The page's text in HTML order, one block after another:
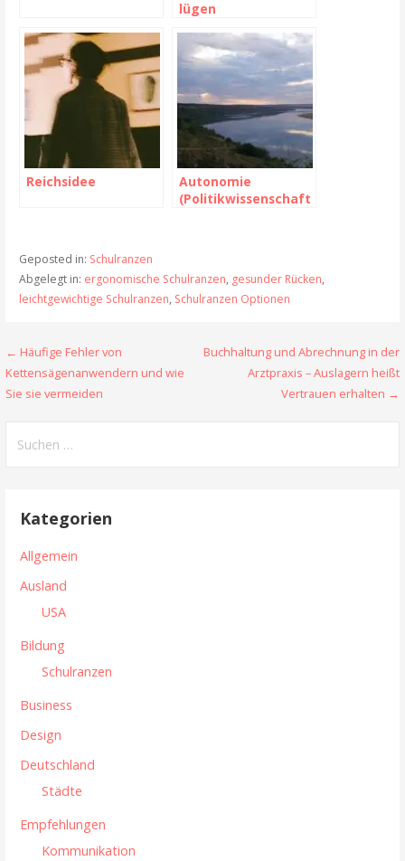
lügen
Reichsidee
Autonomie
(Politikwissenschaft
Geposted in: Schulranzen
Abgelegt in: ergonomische Schulranzen, gesunder Rücken,
leichtgewichtige Schulranzen, Schulranzen Optionen
B
e
g
← Häufige Fehler von
Kettensägenanwendern und wie
Sie sie vermeiden
Buchhaltung und Abrechnung in der
Arztpraxis – Auslagern heißt
Vertrauen erhalten →
Kategorien
Allgemein
Ausland
USA
Bildung
Schulranzen
Business
Design
Deutschland
Städte
Empfehlungen
Kommunikation